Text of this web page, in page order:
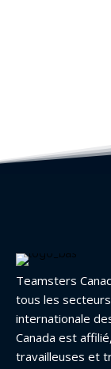
Teamsters
tous les
internationale
Canada est
travailleuses et